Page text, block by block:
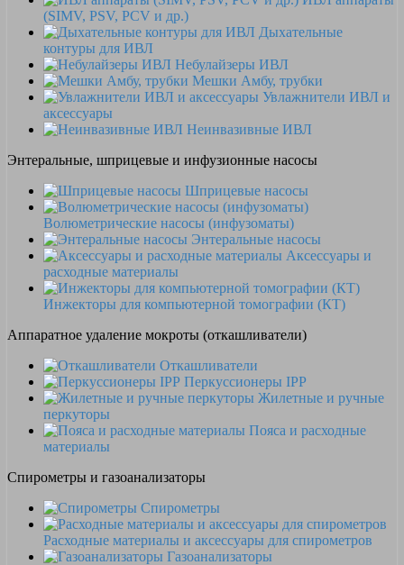
(SIMV, PSV, PCV и др.)
Дыхательные
контуры для ИВЛ
Небулайзеры ИВЛ
Мешки Амбу, трубки
Увлажнители ИВЛ и
аксессуары
Неинвазивные ИВЛ
Энтеральные, шприцевые и инфузионные насосы
Шприцевые насосы
Волюметрические насосы (инфузоматы)
Энтеральные насосы
Аксессуары и
расходные материалы
Инжекторы для компьютерной томографии (КТ)
Аппаратное удаление мокроты (откашливатели)
Откашливатели
Перкуссионеры IPP
Жилетные и ручные
перкуторы
Пояса и расходные
материалы
Спирометры и газоанализаторы
Спирометры
Расходные материалы и аксессуары для спирометров
Газоанализаторы